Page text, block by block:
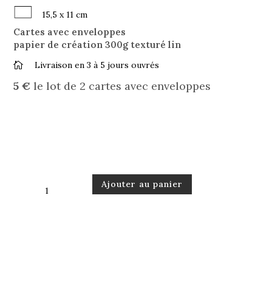
15,5 x 11 cm
Cartes avec enveloppes
papier de création 300g texturé lin
 Livraison en 3 à 5 jours ouvrés
5 €le lot de 2 cartes avec enveloppes
Ajouter au panier